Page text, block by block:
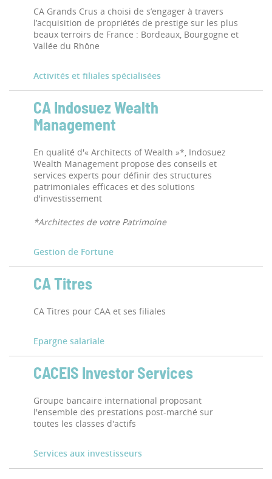
CA Grands Crus a choisi de s’engager à travers
l’acquisition de propriétés de prestige sur les plus
beaux terroirs de France : Bordeaux, Bourgogne et
Vallée du Rhône
Activités et filiales spécialisées
CA Indosuez Wealth
Management
En qualité d'« Architects of Wealth »*, Indosuez
Wealth Management propose des conseils et
services experts pour définir des structures
patrimoniales efficaces et des solutions
d'investissement
*Architectes de votre Patrimoine
Gestion de Fortune
CA Titres
CA Titres pour CAA et ses filiales
Epargne salariale
CACEIS Investor Services
Groupe bancaire international proposant
l'ensemble des prestations post-marché sur
toutes les classes d'actifs
Services aux investisseurs